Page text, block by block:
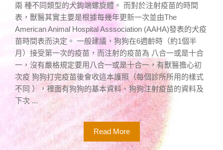
兩 種不同類型的犬鉤端螺旋體。 而對於注射疫苗的時間
表，獸醫其實主要是根據每幾年更新一次並由The
American Animal Hospital Asssociation (AAHA)發表的犬疫
苗時間表而決定。 一般建議，狗狗在6週齡時（約1個半
月）接受第一次的疫苗，而注射的疫苗為 八合一或是十合
一，沒有嚴格規定要用八合一或是十合一，有獸醫擔心初
次疫 狗狗打完疫苗後會收這本護照（每個診所所用的樣式
不同 ），裡面有狗狗的基本資料、狗狗注射疫苗的資料及
下次 ...
Read More